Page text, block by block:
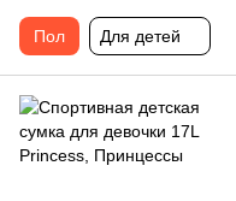
Пол Для детей